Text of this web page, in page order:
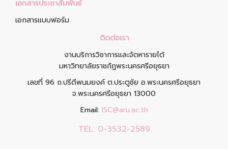
เอกสารประชาสัมพันธ์
เอกสารแบบฟอร์ม
ติดต่อเรา
งานบริการวิชาการและจัดหารายได้
มหาวิทยาลัยราชภัฏพระนครศรีอยุธยา
เลขที่ 96 ถ.ปรีดีพนมยงค์ ต.ประตูชัย อ.พระนครศรีอยุธยา
จ.พระนครศรีอยุธยา 13000
Email: ISC@aru.ac.th
TEL: 0-3532-2589